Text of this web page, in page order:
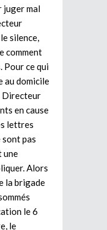
juger mal
silence,
comment
Pour ce qui
au domicile
Directeur
en cause
lettres
sont pas
une
Alors
la brigade
le 6
le